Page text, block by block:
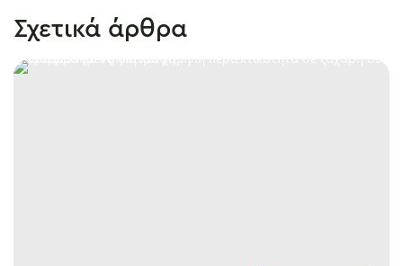
Σχετικά άρθρα